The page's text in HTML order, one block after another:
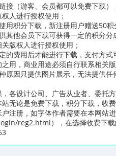
接（游客、会员都可以免费下载
人进行授权使用；
用积分下载，新注册用户赠送50
其他会员下载可获得一定的积分
版权人进行授权使用；
的费用后才能进行下载，支付方
用，商业用途必须自行联系相关
原因只提供图片展示，无法提供
各设计公司、广告从业者、委托
无论是免费下载，积分下载，收
注册，如字体作者需要在本网站
reg2.html），在选择收费下载